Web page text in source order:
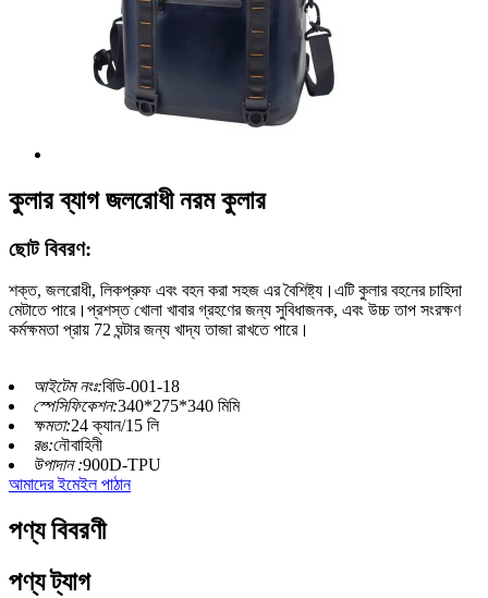
কুলার ব্যাগ জলরোধী নরম কুলার
ছোট বিবরণ:
শক্ত, জলরোধী, লিকপ্রুফ এবং বহন করা সহজ এর বৈশিষ্ট্য।এটি কুলার বহনের চাহিদা
মেটাতে পারে।প্রশস্ত খোলা খাবার গ্রহণের জন্য সুবিধাজনক, এবং উচ্চ তাপ সংরক্ষণ
কর্মক্ষমতা প্রায় 72 ঘন্টার জন্য খাদ্য তাজা রাখতে পারে।
আইটেম নংঃ:বিডি-001-18
স্পেসিফিকেশন:340*275*340 মিমি
ক্ষমতা:24 ক্যান/15 লি
রঙ:নৌবাহিনী
উপাদান :900D-TPU
আমাদের ইমেইল পাঠান
পণ্য বিবরণী
পণ্য ট্যাগ